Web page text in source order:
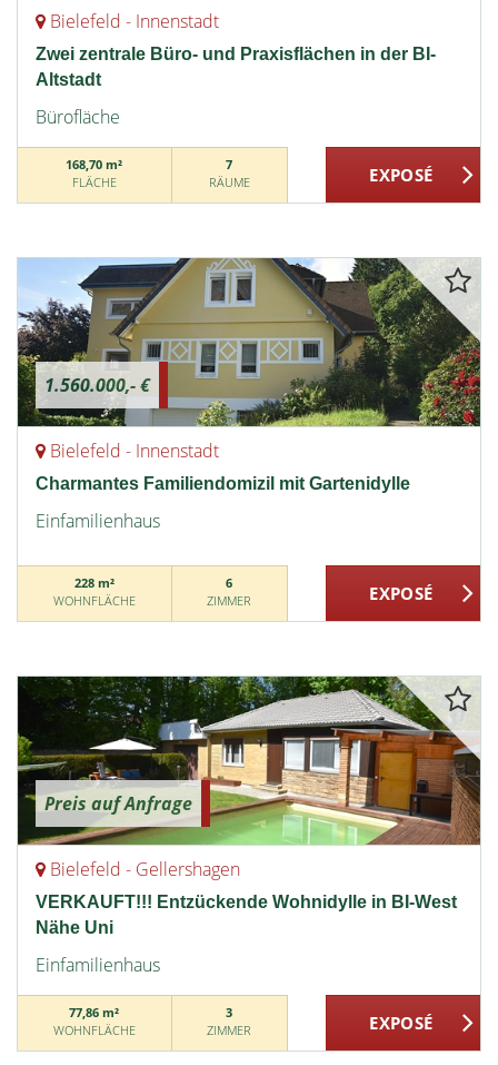
Bielefeld - Innenstadt
Zwei zentrale Büro- und Praxisflächen in der BI-
Altstadt
Bürofläche
168,70 m²
FLÄCHE
7
RÄUME
1.560.000,- €
Bielefeld - Innenstadt
Charmantes Familiendomizil mit Gartenidylle
Einfamilienhaus
228 m²
WOHNFLÄCHE
6
ZIMMER
Preis auf Anfrage
Bielefeld - Gellershagen
VERKAUFT!!! Entzückende Wohnidylle in BI-West
Nähe Uni
Einfamilienhaus
77,86 m²
WOHNFLÄCHE
3
ZIMMER